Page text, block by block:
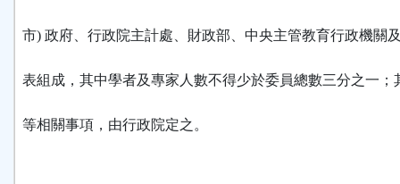
市) 政府、行政院主計處、財政部、中央主管教育行政機關
表組成，其中學者及專家人數不得少於委員總數三分之一；
等相關事項，由行政院定之。